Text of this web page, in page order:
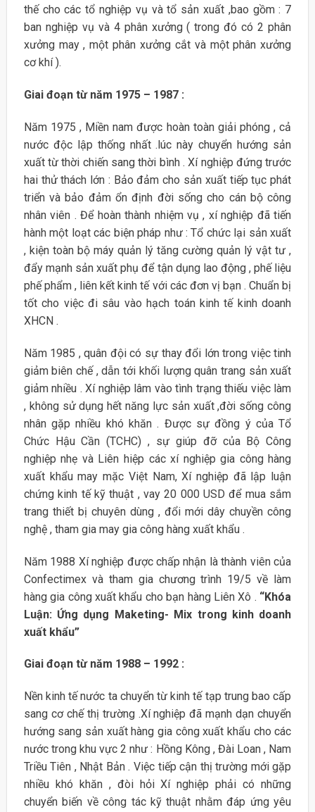
thế cho các tổ nghiệp vụ và tổ sản xuất ,bao gồm : 7
ban nghiệp vụ và 4 phân xưởng ( trong đó có 2 phân
xưởng may , một phân xưởng cắt và một phân xưởng
cơ khí ).
Giai đoạn từ năm 1975 – 1987 :
Năm 1975 , Miền nam được hoàn toàn giải phóng , cả
nước độc lập thống nhất .lúc này chuyển hướng sản
xuất từ thời chiến sang thời bình . Xí nghiệp đứng trước
hai thử thách lớn : Bảo đảm cho sản xuất tiếp tục phát
triển và bảo đảm ổn định đời sống cho cán bộ công
nhân viên . Để hoàn thành nhiệm vụ , xí nghiệp đã tiến
hành một loạt các biện pháp như : Tổ chức lại sản xuất
, kiện toàn bộ máy quản lý tăng cường quản lý vật tư ,
đẩy mạnh sản xuất phụ để tận dụng lao động , phế liệu
phế phẩm , liên kết kinh tế với các đơn vị bạn . Chuẩn bị
tốt cho việc đi sâu vào hạch toán kinh tế kinh doanh
XHCN .
Năm 1985 , quân đội có sự thay đổi lớn trong việc tinh
giảm biên chế , dẫn tới khối lượng quân trang sản xuất
giảm nhiều . Xí nghiệp lâm vào tình trạng thiếu việc làm
, không sử dụng hết năng lực sản xuất ,đời sống công
nhân gặp nhiều khó khăn . Được sự đồng ý của Tổ
Chức Hậu Cần (TCHC) , sự giúp đỡ của Bộ Công
nghiệp nhẹ và Liên hiệp các xí nghiệp gia công hàng
xuất khẩu may mặc Việt Nam, Xí nghiệp đã lập luận
chứng kinh tế kỹ thuật , vay 20 000 USD để mua sắm
trang thiết bị chuyên dùng , đổi mới dây chuyền công
nghệ , tham gia may gia công hàng xuất khẩu .
Năm 1988 Xí nghiệp được chấp nhận là thành viên của
Confectimex và tham gia chương trình 19/5 về làm
hàng gia công xuất khẩu cho bạn hàng Liên Xô . “Khóa
Luận: Ứng dụng Maketing- Mix trong kinh doanh
xuất khẩu”
Giai đoạn từ năm 1988 – 1992 :
Nền kinh tế nước ta chuyển từ kinh tế tạp trung bao cấp
sang cơ chế thị trường .Xí nghiệp đã mạnh dạn chuyển
hướng sang sản xuất hàng gia công xuất khẩu cho các
nước trong khu vực 2 như : Hồng Kông , Đài Loan , Nam
Triều Tiên , Nhật Bản . Việc tiếp cận thị trường mới gặp
nhiều khó khăn , đòi hỏi Xí nghiệp phải có những
chuyển biến về công tác kỹ thuật nhằm đáp ứng yêu